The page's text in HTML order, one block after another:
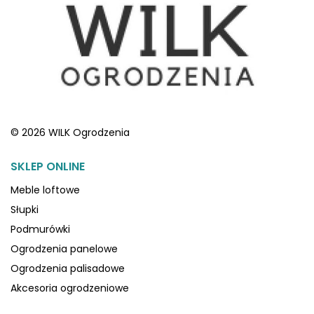
© 2026 WILK Ogrodzenia
SKLEP ONLINE
Meble loftowe
Słupki
Podmurówki
Ogrodzenia panelowe
Ogrodzenia palisadowe
Akcesoria ogrodzeniowe